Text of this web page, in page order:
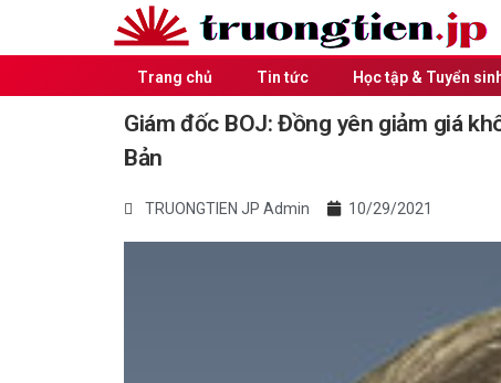
Trang chủ Tin tức Học tập & Tuyển
Giám đốc BOJ: Đồng yên giảm giá
Bản
TRUONGTIEN JP Admin 10/29/2021